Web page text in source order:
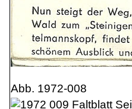
Abb. 1972-008